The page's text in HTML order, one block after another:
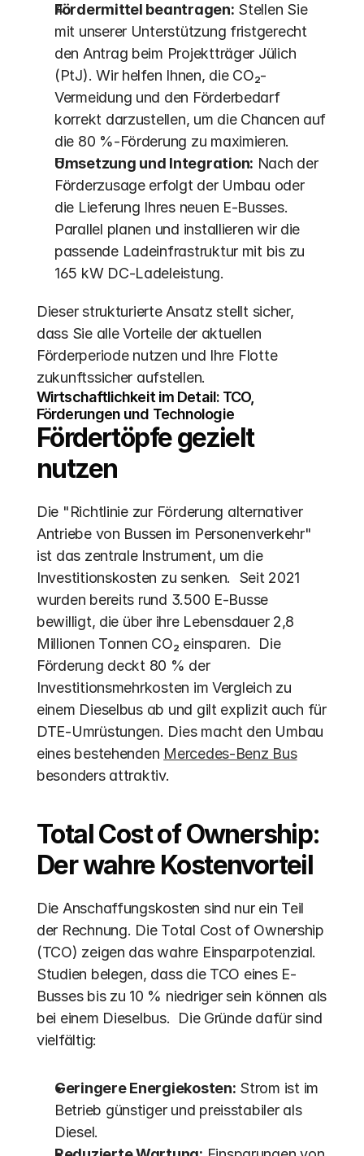
Fördermittel beantragen: Stellen Sie
mit unserer Unterstützung fristgerecht
den Antrag beim Projektträger Jülich
(PtJ). Wir helfen Ihnen, die CO₂-
Vermeidung und den Förderbedarf
korrekt darzustellen, um die Chancen auf
die 80 %-Förderung zu maximieren.
Umsetzung und Integration: Nach der
Förderzusage erfolgt der Umbau oder
die Lieferung Ihres neuen E-Busses.
Parallel planen und installieren wir die
passende Ladeinfrastruktur mit bis zu
165 kW DC-Ladeleistung.
Dieser strukturierte Ansatz stellt sicher,
dass Sie alle Vorteile der aktuellen
Förderperiode nutzen und Ihre Flotte
zukunftssicher aufstellen.
Wirtschaftlichkeit im Detail: TCO,
Förderungen und Technologie
Fördertöpfe gezielt
nutzen
Die "Richtlinie zur Förderung alternativer
Antriebe von Bussen im Personenverkehr"
ist das zentrale Instrument, um die
Investitionskosten zu senken.  Seit 2021
wurden bereits rund 3.500 E-Busse
bewilligt, die über ihre Lebensdauer 2,8
Millionen Tonnen CO₂ einsparen.  Die
Förderung deckt 80 % der
Investitionsmehrkosten im Vergleich zu
einem Dieselbus ab und gilt explizit auch für
DTE-Umrüstungen. Dies macht den Umbau
eines bestehenden Mercedes-Benz Bus
besonders attraktiv.
Total Cost of Ownership:
Der wahre Kostenvorteil
Die Anschaffungskosten sind nur ein Teil
der Rechnung. Die Total Cost of Ownership
(TCO) zeigen das wahre Einsparpotenzial.
Studien belegen, dass die TCO eines E-
Busses bis zu 10 % niedriger sein können als
bei einem Dieselbus.  Die Gründe dafür sind
vielfältig:
Geringere Energiekosten: Strom ist im
Betrieb günstiger und preisstabiler als
Diesel.